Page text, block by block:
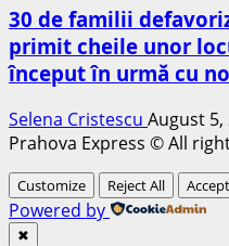
30 de familii
primit cheile unor
început în urmă cu
Selena Cristescu August 5,
Prahova Express © All
Customize Reject All
Powered by
✖